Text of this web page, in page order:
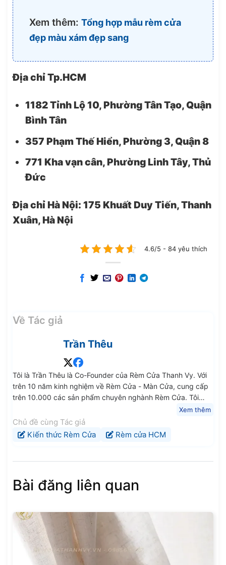
Xem thêm: Tổng hợp mẫu rèm cửa
đẹp màu xám đẹp sang
Địa chỉ Tp.HCM
1182 Tỉnh Lộ 10, Phường Tân Tạo, Quận
Bình Tân
357 Phạm Thế Hiển, Phường 3, Quận 8
771 Kha vạn cân, Phường Linh Tây, Thủ
Đức
Địa chỉ Hà Nội: 175 Khuất Duy Tiến, Thanh
Xuân, Hà Nội
4.6/5 - 84 yêu thích
Về Tác giả
Trần Thêu
Tôi là Trần Thêu là Co-Founder của Rèm Cửa Thanh Vy. Với
trên 10 năm kinh nghiệm về Rèm Cửa - Màn Cửa, cung cấp
trên 10.000 các sản phẩm chuyên nghành Rèm Cửa. Tôi
mong rằng các kiến thức, chia sẻ trung thực và chất lượng
của tôi sẽ giúp ích cho Quý Anh Chị Em và các Bạn.
Xem thêm
Chủ đề cùng Tác giả
Kiến thức Rèm Cửa
Rèm cửa HCM
Bài đăng liên quan